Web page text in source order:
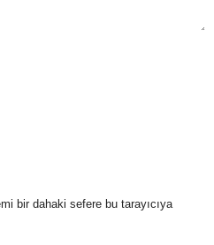
bir dahaki sefere bu tarayıcıya